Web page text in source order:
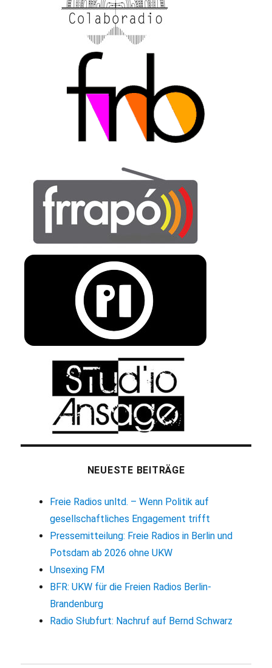
NEUESTE BEITRÄGE
Freie Radios unltd. – Wenn Politik auf
gesellschaftliches Engagement trifft
Pressemitteilung: Freie Radios in Berlin und
Potsdam ab 2026 ohne UKW
Unsexing FM
BFR: UKW für die Freien Radios Berlin-
Brandenburg
Radio Słubfurt: Nachruf auf Bernd Schwarz